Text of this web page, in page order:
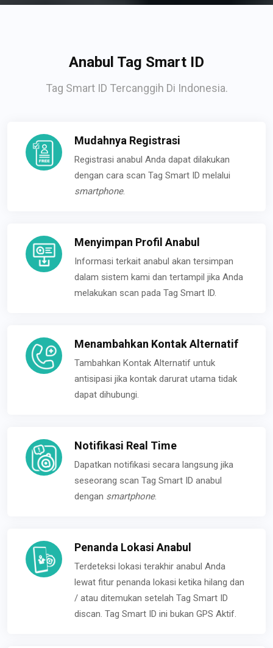
Anabul Tag Smart ID
Tag Smart ID Tercanggih Di Indonesia.
Mudahnya Registrasi
Registrasi anabul Anda dapat dilakukan
dengan cara scan Tag Smart ID melalui
smartphone.
Menyimpan Profil Anabul
Informasi terkait anabul akan tersimpan
dalam sistem kami dan tertampil jika Anda
melakukan scan pada Tag Smart ID.
Menambahkan Kontak Alternatif
Tambahkan Kontak Alternatif untuk
antisipasi jika kontak darurat utama tidak
dapat dihubungi.
Notifikasi Real Time
Dapatkan notifikasi secara langsung jika
seseorang scan Tag Smart ID anabul
dengan smartphone.
Penanda Lokasi Anabul
Terdeteksi lokasi terakhir anabul Anda
lewat fitur penanda lokasi ketika hilang dan
/ atau ditemukan setelah Tag Smart ID
discan. Tag Smart ID ini bukan GPS Aktif.